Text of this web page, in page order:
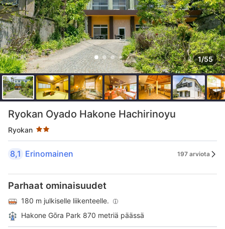
1/55
Ryokan Oyado Hakone Hachirinoyu
Ryokan
Tähtiluokitus 2 tähteä
8,1 Erinomainen 197 arviota
Parhaat ominaisuudet
180 m julkiselle liikenteelle.
Hakone Gōra Park 870 metriä päässä